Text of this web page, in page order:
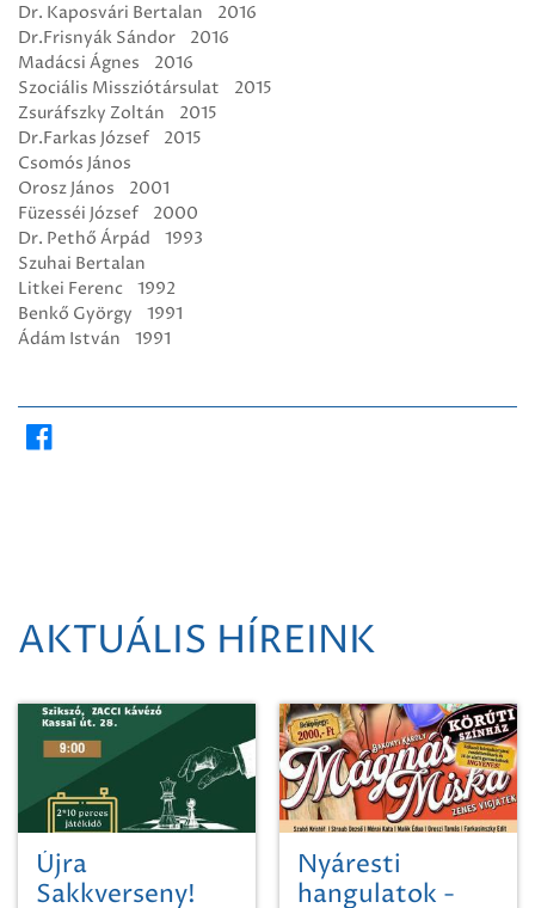
Dr. Kaposvári Bertalan 2016
Dr.Frisnyák Sándor 2016
Madácsi Ágnes 2016
Szociális Missziótársulat 2015
Zsuráfszky Zoltán 2015
Dr.Farkas József 2015
Csomós János
Orosz János 2001
Füzesséi József 2000
Dr. Pethő Árpád 1993
Szuhai Bertalan
Litkei Ferenc 1992
Benkő György 1991
Ádám István 1991
AKTUÁLIS HÍREINK
Újra
Sakkverseny!
Nyáresti
hangulatok -